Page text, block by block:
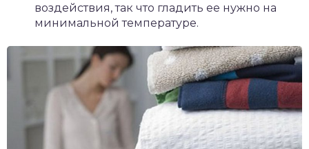
воздействия, так что гладить ее нужно на
минимальной температуре.